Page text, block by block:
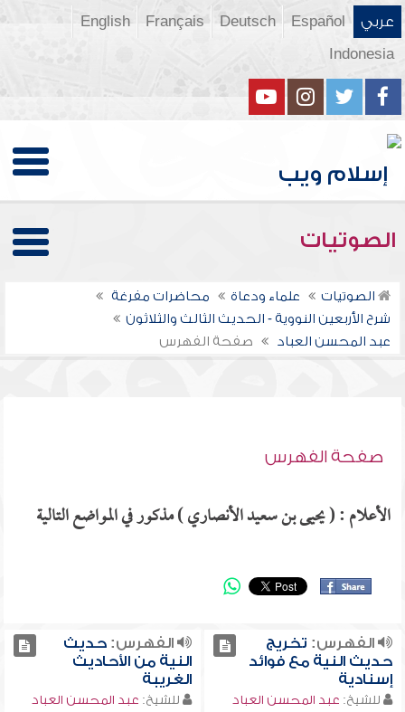
عربي Español
Deutsch
Français
English
Indonesia
الصوتيات
الصوتيات علماء ودعاة
محاضرات مفرغة
شرح الأربعين النووية - الحديث الثالث والثلاثون
عبد المحسن العباد
صفحة الفهرس
صفحة الفهرس
الأعلام : ( يحيى بن سعيد الأنصاري ) مذكور في المواضع التالية
الفهرس: تخريج
حديث النية مع فوائد
إسنادية
للشيخ: عبد المحسن العباد
الفهرس:حديث
النية من الأحاديث
الغريبة
للشيخ: عبد المحسن العباد